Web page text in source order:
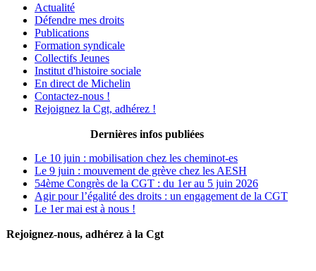
Actualité
Défendre mes droits
Publications
Formation syndicale
Collectifs Jeunes
Institut d'histoire sociale
En direct de Michelin
Contactez-nous !
Rejoignez la Cgt, adhérez !
Dernières infos publiées
Le 10 juin : mobilisation chez les cheminot-es
Le 9 juin : mouvement de grève chez les AESH
54ème Congrès de la CGT : du 1er au 5 juin 2026
Agir pour l’égalité des droits : un engagement de la CGT
Le 1er mai est à nous !
Rejoignez-nous, adhérez à la Cgt